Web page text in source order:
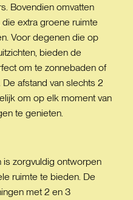
Bovendien omvatten
extra groene ruimte
Voor degenen die op
bieden de
om te zonnebaden of
afstand van slechts 2
om op elk moment van
te genieten.
is zorgvuldig ontworpen
ruimte te bieden. De
met 2 en 3